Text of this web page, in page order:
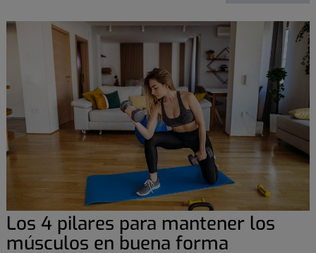
Los 4 pilares para mantener los
músculos en buena forma